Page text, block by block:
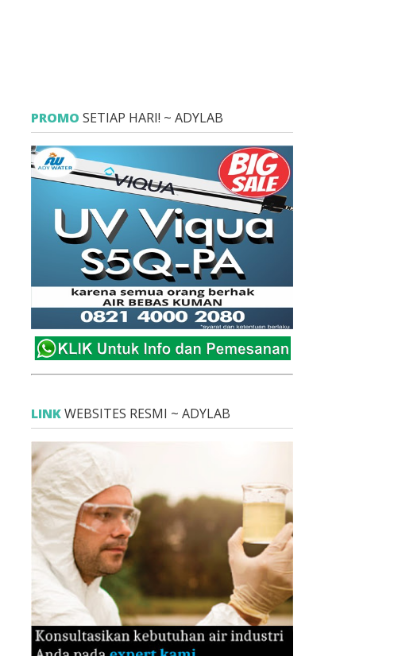
PROMO SETIAP HARI! ~ ADYLAB
LINKWEBSITES RESMI ~ ADYLAB